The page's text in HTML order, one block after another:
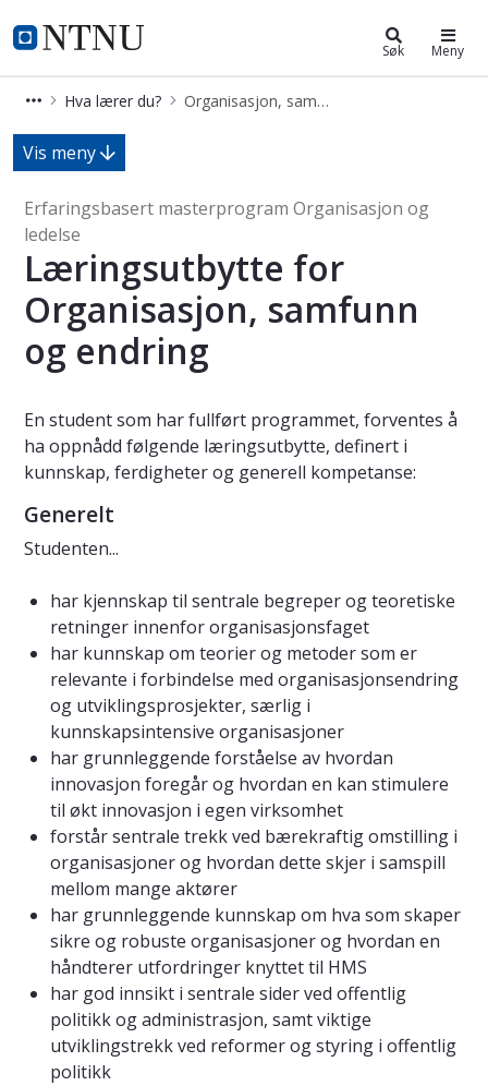
NTNU Hjemmeside
Organisasjon og ledelse (MORG)
Søk Meny
Hva lærer du? Organisasjon, samfunn og endring
Læringsutbytte - Organisasjon,
Vis meny
Erfaringsbasert masterprogram Organisasjon og
ledelse
Læringsutbytte for
Organisasjon, samfunn
og endring
En student som har fullført programmet, forventes å
ha oppnådd følgende læringsutbytte, definert i
kunnskap, ferdigheter og generell kompetanse:
Generelt
Studenten...
har kjennskap til sentrale begreper og teoretiske
retninger innenfor organisasjonsfaget
har kunnskap om teorier og metoder som er
relevante i forbindelse med organisasjonsendring
og utviklingsprosjekter, særlig i
kunnskapsintensive organisasjoner
har grunnleggende forståelse av hvordan
innovasjon foregår og hvordan en kan stimulere
til økt innovasjon i egen virksomhet
forstår sentrale trekk ved bærekraftig omstilling i
organisasjoner og hvordan dette skjer i samspill
mellom mange aktører
har grunnleggende kunnskap om hva som skaper
sikre og robuste organisasjoner og hvordan en
håndterer utfordringer knyttet til HMS
har god innsikt i sentrale sider ved offentlig
politikk og administrasjon, samt viktige
utviklingstrekk ved reformer og styring i offentlig
politikk